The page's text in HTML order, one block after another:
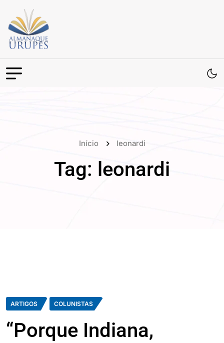
Início leonardi
Tag: leonardi
ARTIGOS COLUNISTAS
“Porque Indiana,